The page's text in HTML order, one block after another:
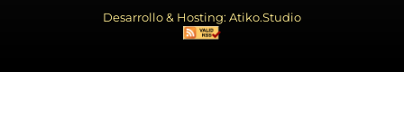
Desarrollo & Hosting: Atiko.Studio